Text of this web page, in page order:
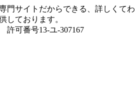
門サイトだからできる、詳しくてわ
しております。
可番号13-ユ-307167